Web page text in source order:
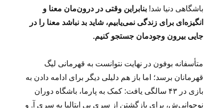
باشگاهی دنیا شد! بنابراین وقتی در درون‌مان معنا و
انگیزه‌ای برای زندگی نمی‌یابیم، شاید بد نباشد معنا را در
جایی بیرون‌ وجودمان جستجو کنیم.
متأسفانه بوفون در نهایت نتوانست به قهرمانی لیگ
قهرمانان برسد؛ اما باز هم دلیلی دیگر برای ادامه دادن به
بازی در ۴۳ سالگی یافت: کمک به پارما، باشگاه دوران
نوجوانی‌ش، برای بازگشتن از سری بی ایتالیا به سری آ. و